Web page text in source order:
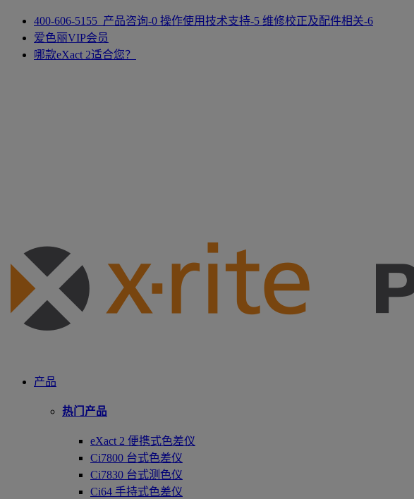
400-606-5155 产品咨询-0 操作使用技术支持-5 维修校正及配件相关-6
爱色丽VIP会员
哪款eXact 2适合您？
产品
热门产品
eXact 2 便携式色差仪
Ci7800 台式色差仪
Ci7830 台式测色仪
Ci64 手持式色差仪